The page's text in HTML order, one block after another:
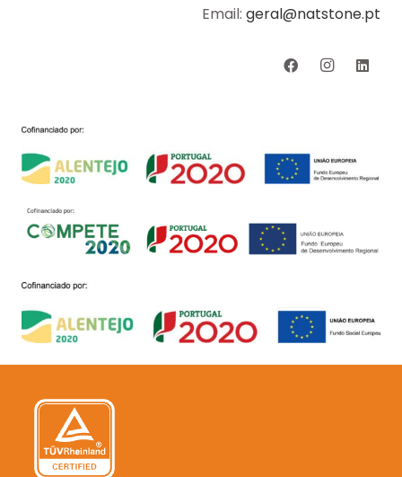
Email: geral@natstone.pt